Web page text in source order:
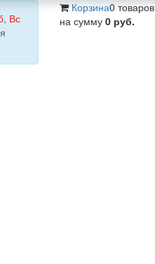
, Вс
Корзина0 товаров
на сумму 0 руб.